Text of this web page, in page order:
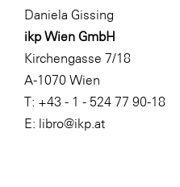
WKS Fachgruppe
WK UBIT
Zühlke
Media
Daniela Gissing
ikp Wien GmbH
Kirchengasse 7/18
A-1070 Wien
T: +43 - 1 - 524 77 90-18
E: libro@ikp.at